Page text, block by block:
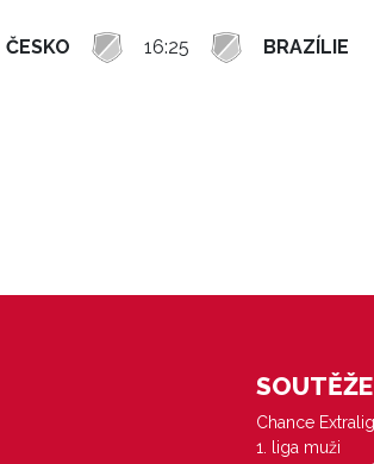
ČESKO 16:25 BRAZÍLIE
Chance
1. liga muži